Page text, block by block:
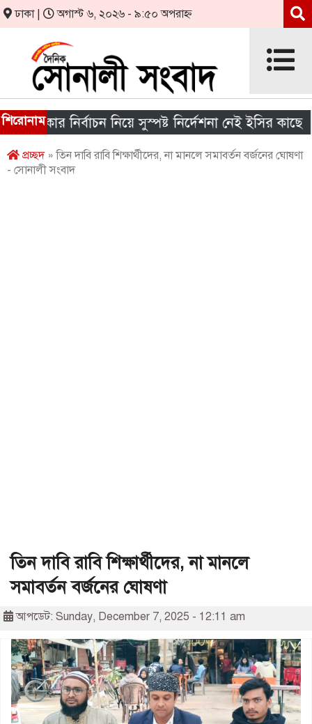
ঢাকা | অগাস্ট ৬, ২০২৬ - ৯:৫০ অপরাহ্ন
শিরোনামনির্বাচন নিয়ে সুস্পষ্ট নির্দেশনা নেই ইসির কাছে
প্রচ্ছদ» তিন দাবি রাবি শিক্ষার্থীদের, না মানলে সমাবর্তন বর্জনের ঘোষণা
- সোনালী সংবাদ
তিন দাবি রাবি শিক্ষার্থীদের, না মানলে
সমাবর্তন বর্জনের ঘোষণা
আপডেট: Sunday, December 7, 2025 - 12:11 am